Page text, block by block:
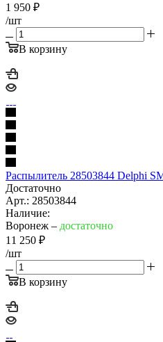
1 950 ₽
/шт
В корзину
Распылитель 28503844 Delphi
Достаточно
Арт.: 28503844
Наличие:
Воронеж – достаточно
11 250 ₽
/шт
В корзину